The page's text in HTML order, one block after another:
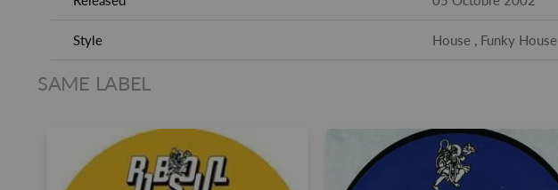
Style House , Funky House
SAME LABEL